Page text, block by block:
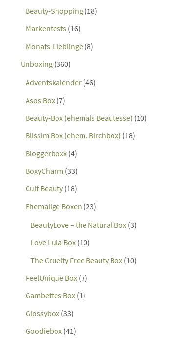
Beauty-Shopping (18)
Markentests (16)
Monats-Lieblinge (8)
Unboxing (360)
Adventskalender (46)
Asos Box (7)
Beauty-Box (ehemals Beautesse) (10)
Blissim Box (ehem. Birchbox) (18)
Bloggerboxx (4)
BoxyCharm (33)
Cult Beauty (18)
Ehemalige Boxen (23)
BeautyLove – the Natural Box (3)
Love Lula Box (10)
The Cruelty Free Beauty Box (10)
FeelUnique Box (7)
Gambettes Box (1)
Glossybox (33)
Goodiebox (41)